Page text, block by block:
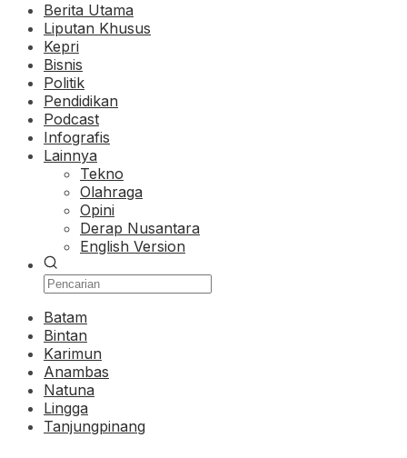
Berita Utama
Liputan Khusus
Kepri
Bisnis
Politik
Pendidikan
Podcast
Infografis
Lainnya
Tekno
Olahraga
Opini
Derap Nusantara
English Version
Batam
Bintan
Karimun
Anambas
Natuna
Lingga
Tanjungpinang